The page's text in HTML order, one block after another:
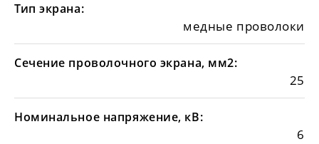
Тип экрана:
медные проволоки
Сечение проволочного экрана, мм2:
25
Номинальное напряжение, кВ:
6